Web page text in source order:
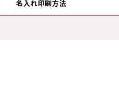
名入れ印刷方法